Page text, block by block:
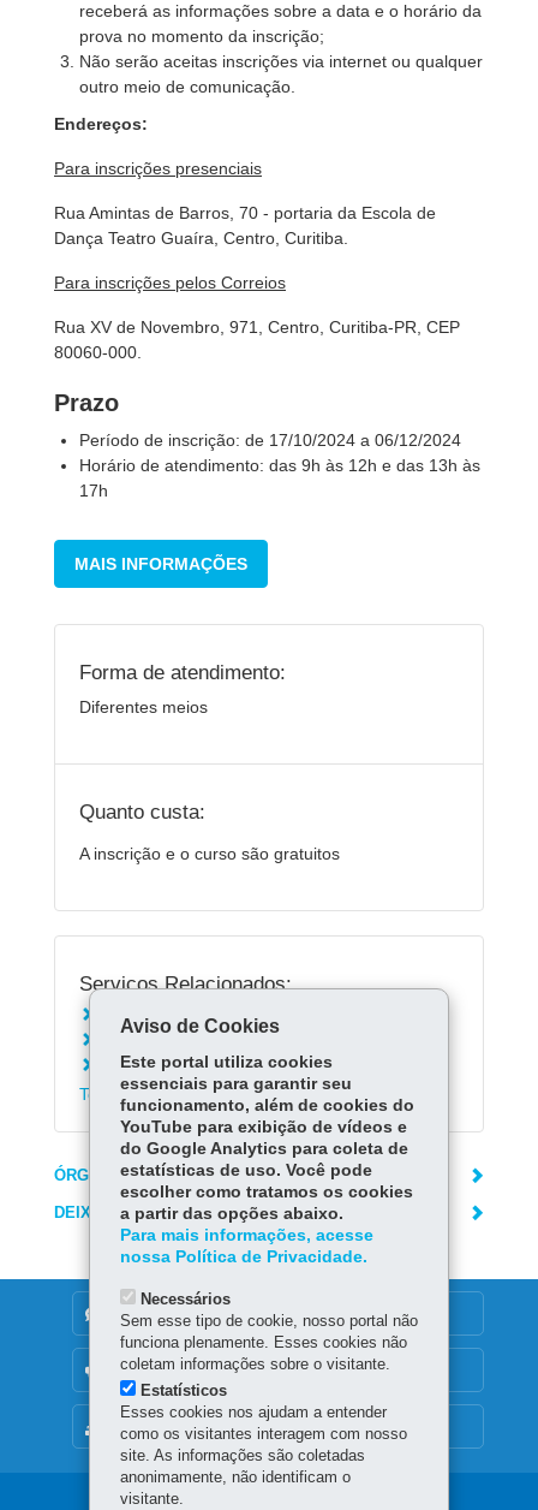
receberá as informações sobre a data e o horário da
prova no momento da inscrição;
Não serão aceitas inscrições via internet ou qualquer
outro meio de comunicação.
Endereços:
Para inscrições presenciais
Rua Amintas de Barros, 70 - portaria da Escola de
Dança Teatro Guaíra, Centro, Curitiba.
Para inscrições pelos Correios
Rua XV de Novembro, 971, Centro, Curitiba-PR, CEP
80060-000.
Prazo
Período de inscrição: de 17/10/2024 a 06/12/2024
Horário de atendimento: das 9h às 12h e das 13h às
17h
MAIS INFORMAÇÕES
Forma de atendimento:
Diferentes meios
Quanto custa:
A inscrição e o curso são gratuitos
Serviços Relacionados:
Consultar a programação do Teatro Guaíra
Conhecer o G2 Companhia de Dança do
Teatro Guaíra
ÓRGÃO RESPONSÁVEL
DEIXE SUA OPINIÃO
MAPA DO SITE
DENUNCIE CORRUPÇÃO
OUVIDORIA
Aviso de Cookies
Este portal utiliza cookies
essenciais para garantir seu
funcionamento, além de cookies do
YouTube para exibição de vídeos e
do Google Analytics para coleta de
estatísticas de uso. Você pode
escolher como tratamos os cookies
a partir das opções abaixo.
Para mais informações, acesse
nossa Política de Privacidade.
Necessários
Sem esse tipo de cookie, nosso portal não
funciona plenamente. Esses cookies não
coletam informações sobre o visitante.
Estatísticos
Esses cookies nos ajudam a entender
como os visitantes interagem com nosso
site. As informações são coletadas
anonimamente, não identificam o
visitante.